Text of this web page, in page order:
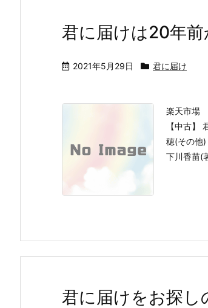
君に届けは20年
2021年5月29日 君に届け
楽天市場
【中古】
穂(その他
下川香苗(
君に届けをお探し